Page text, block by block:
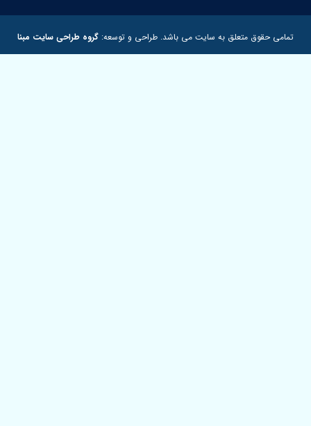
تمامی حقوق متعلق به سایت می باشد. طراحی و توسعه: گروه طراحی سایت مبنا